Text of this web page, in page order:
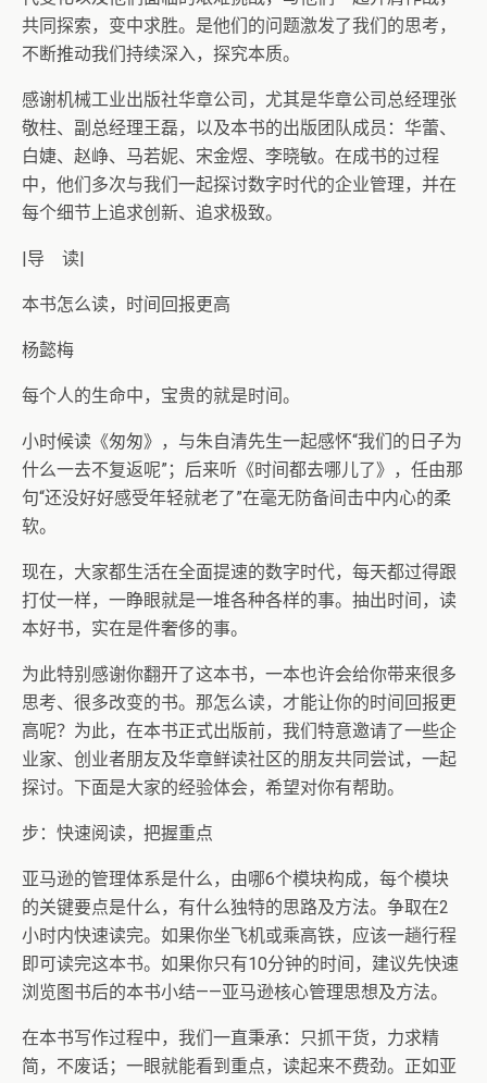
共同探索，变中求胜。是他们的问题激发了我们的思考，
不断推动我们持续深入，探究本质。
感谢机械工业出版社华章公司，尤其是华章公司总经理张
敬柱、副总经理王磊，以及本书的出版团队成员：华蕾、
白婕、赵峥、马若妮、宋金煜、李晓敏。在成书的过程
中，他们多次与我们一起探讨数字时代的企业管理，并在
每个细节上追求创新、追求极致。
|导 读|
本书怎么读，时间回报更高
杨懿梅
每个人的生命中，宝贵的就是时间。
小时候读《匆匆》，与朱自清先生一起感怀“我们的日子为
什么一去不复返呢”；后来听《时间都去哪儿了》，任由那
句“还没好好感受年轻就老了”在毫无防备间击中内心的柔
软。
现在，大家都生活在全面提速的数字时代，每天都过得跟
打仗一样，一睁眼就是一堆各种各样的事。抽出时间，读
本好书，实在是件奢侈的事。
为此特别感谢你翻开了这本书，一本也许会给你带来很多
思考、很多改变的书。那怎么读，才能让你的时间回报更
高呢？为此，在本书正式出版前，我们特意邀请了一些企
业家、创业者朋友及华章鲜读社区的朋友共同尝试，一起
探讨。下面是大家的经验体会，希望对你有帮助。
步：快速阅读，把握重点
亚马逊的管理体系是什么，由哪6个模块构成，每个模块
的关键要点是什么，有什么独特的思路及方法。争取在2
小时内快速读完。如果你坐飞机或乘高铁，应该一趟行程
即可读完这本书。如果你只有10分钟的时间，建议先快速
浏览图书后的本书小结——亚马逊核心管理思想及方法。
在本书写作过程中，我们一直秉承：只抓干货，力求精
简，不废话；一眼就能看到重点，读起来不费劲。正如亚